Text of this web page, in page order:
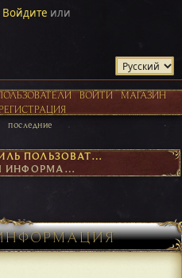
Войдите или
ВОЙТИ
МАГАЗИН
РЕГИСТРАЦИЯ
последние
ПРОФИЛЬ ПОЛЬЗОВАТЕЛЯ СЕЛЕСТА
ОСНОВНАЯ ИНФОРМАЦИЯ